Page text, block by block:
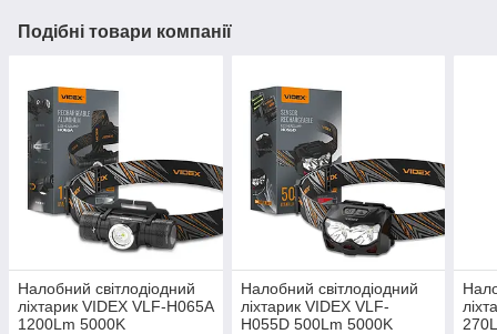
Подібні товари компанії
Налобний світлодіодний
ліхтарик VIDEX VLF-H065A
1200Lm 5000K
Налобний світлодіодний
ліхтарик VIDEX VLF-
H055D 500Lm 5000K